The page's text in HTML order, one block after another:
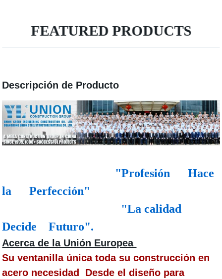
FEATURED PRODUCTS
Descripción de Producto
"Profesión Hace
la Perfección"
"La calidad
Decide Futuro".
Acerca de la Unión Europea
Su ventanilla única toda su construcción en
acero necesidad Desde el diseño para